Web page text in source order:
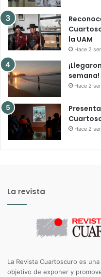
la UAM
Hace 2
semana!
Hace 2
Hace 2
La revista
La Revista Cuartoscuro es
objetivo de exponer y